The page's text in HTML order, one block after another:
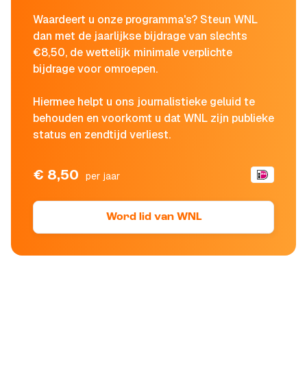
Waardeert u onze programma's? Steun WNL
dan met de jaarlijkse bijdrage van slechts
€8,50, de wettelijk minimale verplichte
bijdrage voor omroepen.
Hiermee helpt u ons journalistieke geluid te
behouden en voorkomt u dat WNL zijn publieke
status en zendtijd verliest.
€ 8,50 per jaar
Word lid van WNL